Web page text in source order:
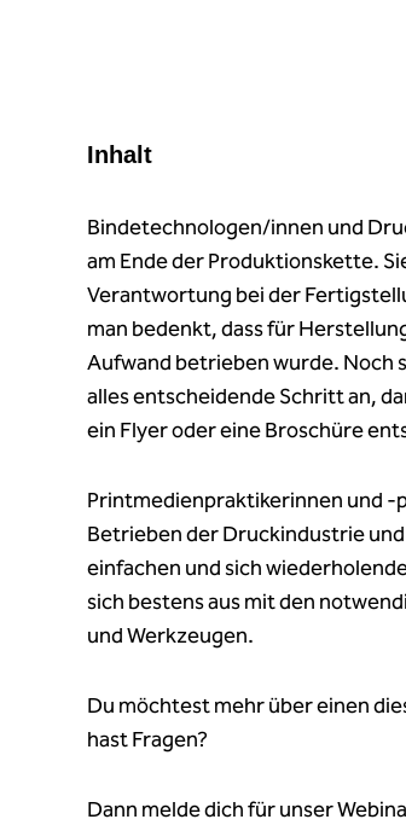
Inhalt
Bindetechnologen/innen und
am Ende der Produktionskette.
Verantwortung bei der
man bedenkt, dass für
Aufwand betrieben wurde. Noch
alles entscheidende Schritt an,
ein Flyer oder eine Broschüre
Printmedienpraktikerinnen und -
Betrieben der Druckindustrie
einfachen und sich
sich bestens aus mit den
und Werkzeugen.
Du möchtest mehr über einen
hast Fragen?
Dann melde dich für unser